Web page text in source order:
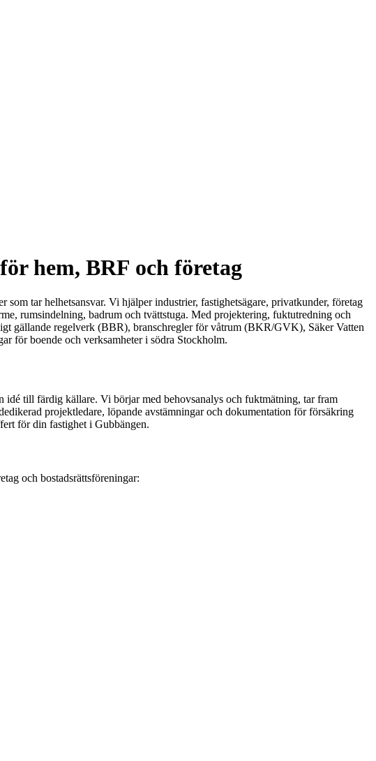
hem, BRF och företag
tar helhetsansvar. Vi hjälper industrier, fastighetsägare, privatkunder, företag
rumsindelning, badrum och tvättstuga. Med projektering, fuktutredning och
gällande regelverk (BBR), branschregler för våtrum (BKR/GVK), Säker Vatten
för boende och verksamheter i södra Stockholm.
idé till färdig källare. Vi börjar med behovsanalys och fuktmätning, tar fram
projektledare, löpande avstämningar och dokumentation för försäkring
för din fastighet i Gubbängen.
och bostadsrättsföreningar: